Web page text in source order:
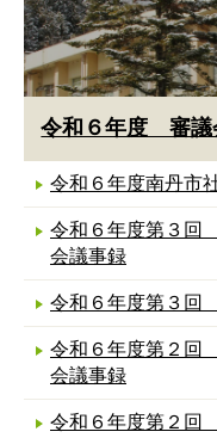
令和６年度 審議
令和６年度南丹市
令和６年度第３回
会議事録
令和６年度第３回
令和６年度第２回
会議事録
令和６年度第２回